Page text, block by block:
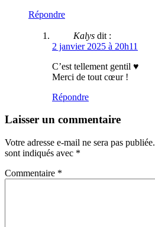
Répondre
Kalys dit :
2 janvier 2025 à 20h11
C’est tellement gentil ♥
Merci de tout cœur !
Répondre
Laisser un commentaire
Votre adresse e-mail ne sera pas publiée.
sont indiqués avec *
Commentaire *